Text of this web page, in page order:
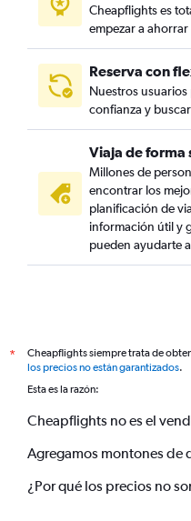
Cheapflights es
empezar a
Reserva con
Nuestros
confianza y
Viaja de forma
Millones de
encontrar los
planificación de
información útil y
pueden ayudarte
*
Cheapflights siempre trata de
los precios no están garantizados.
Esta es la razón:
Cheapflights no es el
Agregamos montones de
¿Por qué los precios no